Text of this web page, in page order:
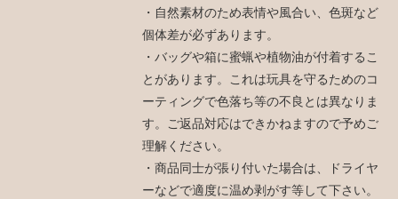
・自然素材のため表情や風合い、色斑など
個体差が必ずあります。
・バッグや箱に蜜蝋や植物油が付着するこ
とがあります。これは玩具を守るためのコ
ーティングで色落ち等の不良とは異なりま
す。ご返品対応はできかねますので予めご
理解ください。
・商品同士が張り付いた場合は、ドライヤ
ーなどで適度に温め剥がす等して下さい。